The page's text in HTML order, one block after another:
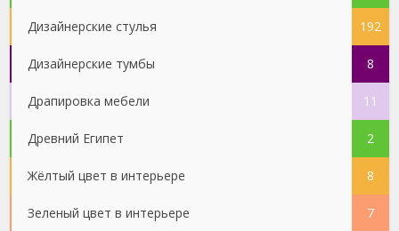
Дизайнерские стулья 192
Дизайнерские тумбы 8
Драпировка мебели 11
Древний Египет 2
Жёлтый цвет в интерьере 8
Зеленый цвет в интерьере 7